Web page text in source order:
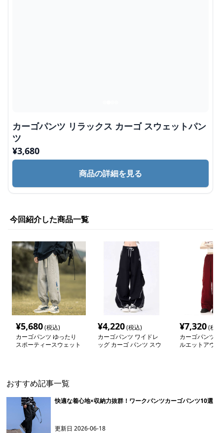
カーゴパンツ リラックス カーゴ スウェットパン
ツ
¥3,680
商品の詳細を見る
今回紹介した商品一覧
¥5,680(税込)
カーゴパンツ ゆったり
スポーティースウェット
¥4,220(税込)
カーゴパンツ ワイドレ
ッグ カーゴ パンツ スウ
¥7,320(税
カーゴパンツ
ルエットアウ
おすすめ記事一覧
快適な着心地×収納力抜群！ワークパンツカーゴパンツ10選
更新日2026-06-18